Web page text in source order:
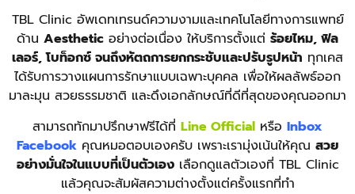
TBL Clinic อัพเดทเทรนด์ความงามและเทคโนโลยีทางการแพทย์
ด้าน Aesthetic อย่างต่อเนื่อง ให้บริการตั้งแต่ ร้อยไหม, ฟิล
เลอร์, โบท็อกซ์ จนถึงหัตถการยกกระชับและปรับรูปหน้า ทุกเคส
ได้รับการวางแผนการรักษาแบบเฉพาะบุคคล เพื่อให้ผลลัพธ์ออก
มาละมุน สวยธรรมชาติ และดึงเอกลักษณ์ที่ดีที่สุดของคุณออกมา
สามารถทักมาปรึกษาฟรีได้ที่ Line Official หรือ Inbox
Facebook คุณหมอตอบเองครับ เพราะเรามุ่งเน้นให้คุณ สวย
อย่างมั่นใจในแบบที่เป็นตัวเองเลือกดูแลตัวเองที่ TBL Clinic
แล้วคุณจะสัมผัสความต่างตั้งแต่ครั้งแรกที่ทำ